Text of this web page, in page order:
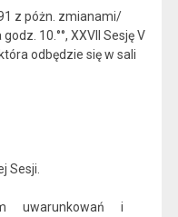
z póżn. zmianami/
10.°°, XXVII Sesję V
odbędzie się w sali
Sesji.
uwarunkowań i